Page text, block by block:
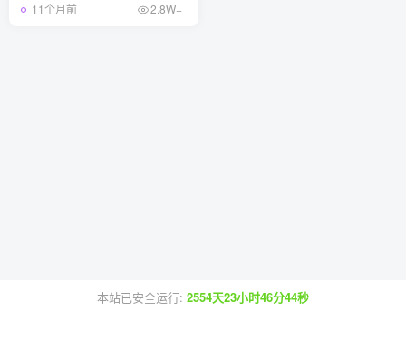
11个月前 2.8W+
本站已安全运行: 2554天23小时46分44秒